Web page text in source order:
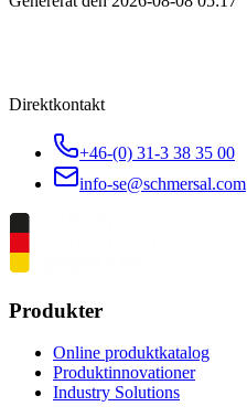
Direktkontakt
+46-(0) 31-3 38 35 00
info-se@schmersal.com
Produkter
Online produktkatalog
Produktinnovationer
Industry Solutions